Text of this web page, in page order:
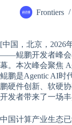
Frontiers
[中国，北京，2026
——鲲鹏开发者峰会
幕。本次峰会聚焦
鲲鹏是Agentic AI时
鹏硬件创新、软硬
开发者带来了一场
中国计算产业生态